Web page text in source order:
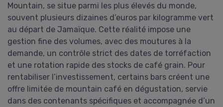
Mountain, se situe parmi les plus élevés du monde,
souvent plusieurs dizaines d’euros par kilogramme vert
au départ de Jamaïque. Cette réalité impose une
gestion fine des volumes, avec des moutures à la
demande, un contrôle strict des dates de torréfaction
et une rotation rapide des stocks de café grain. Pour
rentabiliser l’investissement, certains bars créent une
offre limitée de mountain café en dégustation, servie
dans des contenants spécifiques et accompagnée d’un